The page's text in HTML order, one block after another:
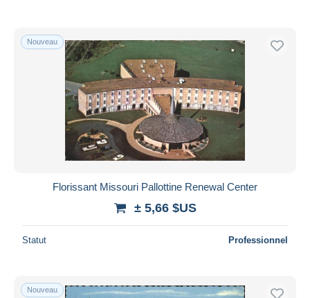
Nouveau
Florissant Missouri Pallottine Renewal Center
± 5,66 $US
Statut Professionnel
Nouveau